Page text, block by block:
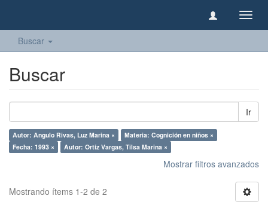
Buscar
Buscar
Ir
Autor: Angulo Rivas, Luz Marina ×
Materia: Cognición en niños ×
Fecha: 1993 ×
Autor: Ortíz Vargas, Tilsa Marina ×
Mostrar filtros avanzados
Mostrando ítems 1-2 de 2